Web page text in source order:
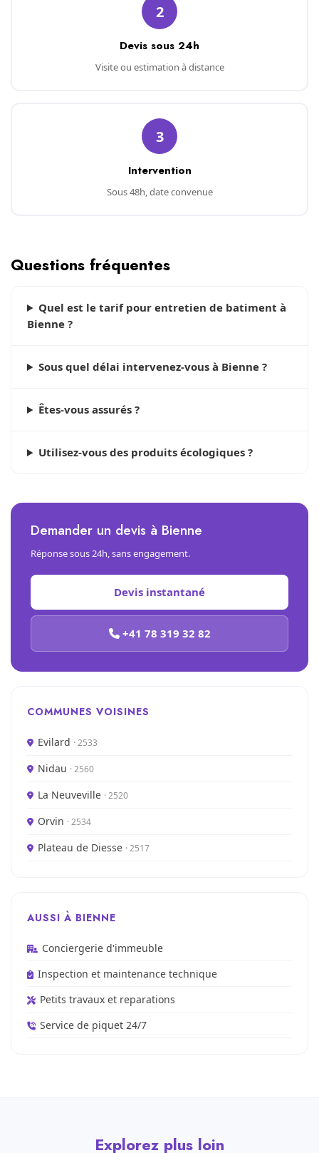
2
Devis sous 24h
Visite ou estimation à distance
3
Intervention
Sous 48h, date convenue
Questions fréquentes
Quel est le tarif pour entretien de batiment à
Bienne ?
Sous quel délai intervenez-vous à Bienne ?
Êtes-vous assurés ?
Utilisez-vous des produits écologiques ?
Demander un devis à Bienne
Réponse sous 24h, sans engagement.
Devis instantané
+41 78 319 32 82
COMMUNES VOISINES
Evilard · 2533
Nidau · 2560
La Neuveville · 2520
Orvin · 2534
Plateau de Diesse · 2517
AUSSI À BIENNE
Conciergerie d'immeuble
Inspection et maintenance technique
Petits travaux et reparations
Service de piquet 24/7
Explorez plus loin